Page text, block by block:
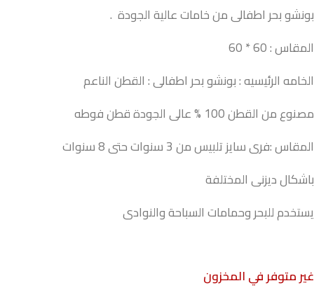
بونشو بحر اطفالى من خامات عالية الجودة .
المقاس : 60 * 60
الخامه الرئيسيه : بونشو بحر اطفالى : القطن الناعم
مصنوع من القطن 100 % عالى الجودة قطن فوطه
المقاس :فرى سايز تلبيس من 3 سنوات حتى 8 سنوات
باشكال ديزنى المختلفة
يستخدم للبحر وحمامات السباحة والنوادى
غير متوفر في المخزون